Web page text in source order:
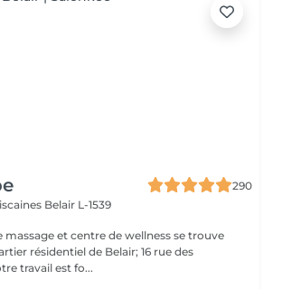
290
Belair L-1539
massage et centre de wellness se trouve
résidentiel de Belair; 16 rue des
travail est fo...